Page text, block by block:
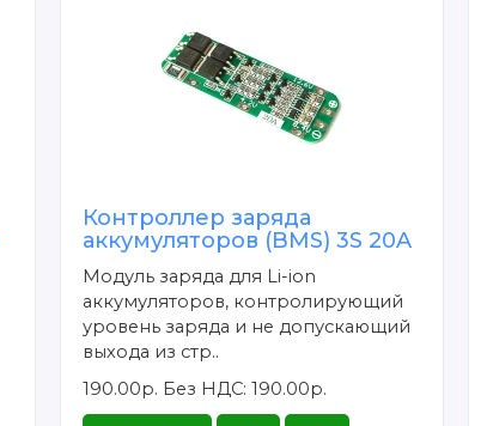
Контроллер заряда
аккумуляторов (BMS) 3S 20A
Модуль заряда для Li-ion
аккумуляторов, контролирующий
уровень заряда и не допускающий
выхода из стр..
190.00р. Без НДС: 190.00р.